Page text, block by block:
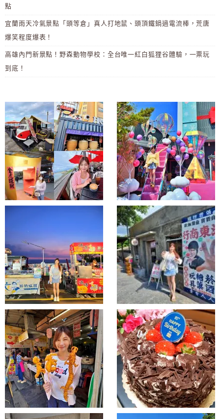
點
宜蘭雨天冷氣景點「頭等倉」真人打地鼠、頭頂鐵鍋過電流棒，荒唐
爆笑程度爆表！
高雄內門新景點！野森動物學校：全台唯一紅白狐狸谷體驗，一票玩
到底！